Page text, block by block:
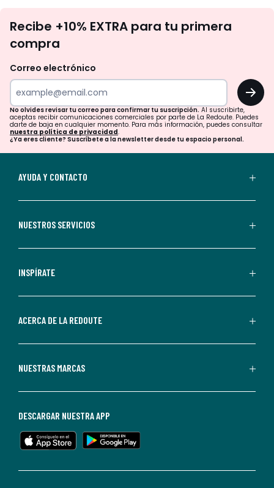
te
tu
para
confirmar
tu
suscripción.
aceptas
comerciales
personalizadas
parte
Redoute.
de
en
cualquier
Para
Recibe +10% EXTRA para tu primera
compra
Correo electrónico
OK
No olvides revisar tu correo para confirmar tu suscripción. Al suscribirte,
aceptas recibir comunicaciones comerciales por parte de La Redoute. Puedes
darte de baja en cualquier momento. Para más información, puedes consultar
nuestra política de privacidad.
¿Ya eres cliente? Suscríbete a la newsletter desde tu espacio personal.
AYUDA Y CONTACTO
NUESTROS SERVICIOS
INSPÍRATE
ACERCA DE LA REDOUTE
NUESTRAS MARCAS
DESCARGAR NUESTRA APP